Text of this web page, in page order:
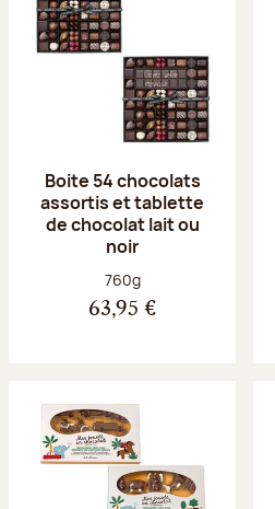
Boite 54 chocolats
assortis et tablette
de chocolat lait ou
noir
Poids net :
760g
63,95 €